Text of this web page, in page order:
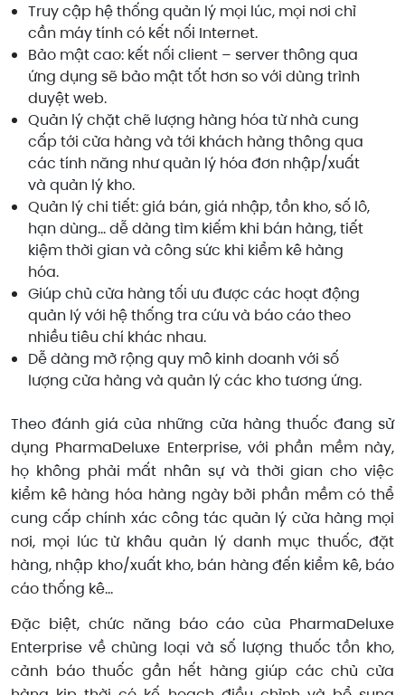
Truy cập hệ thống quản lý mọi lúc, mọi nơi chỉ
cần máy tính có kết nối Internet.
Bảo mật cao: kết nối client – server thông qua
ứng dụng sẽ bảo mật tốt hơn so với dùng trình
duyệt web.
Quản lý chặt chẽ lượng hàng hóa từ nhà cung
cấp tới cửa hàng và tới khách hàng thông qua
các tính năng như quản lý hóa đơn nhập/xuất
và quản lý kho.
Quản lý chi tiết: giá bán, giá nhập, tồn kho, số lô,
hạn dùng... dễ dàng tìm kiếm khi bán hàng, tiết
kiệm thời gian và công sức khi kiểm kê hàng
hóa.
Giúp chủ cửa hàng tối ưu được các hoạt động
quản lý với hệ thống tra cứu và báo cáo theo
nhiều tiêu chí khác nhau.
Dễ dàng mở rộng quy mô kinh doanh với số
lượng cửa hàng và quản lý các kho tương ứng.
Theo đánh giá của những cửa hàng thuốc đang sử
dụng PharmaDeluxe Enterprise, với phần mềm này,
họ không phải mất nhân sự và thời gian cho việc
kiểm kê hàng hóa hàng ngày bởi phần mềm có thể
cung cấp chính xác công tác quản lý cửa hàng mọi
nơi, mọi lúc từ khâu quản lý danh mục thuốc, đặt
hàng, nhập kho/xuất kho, bán hàng đến kiểm kê, báo
cáo thống kê…
Đặc biệt, chức năng báo cáo của PharmaDeluxe
Enterprise về chủng loại và số lượng thuốc tồn kho,
cảnh báo thuốc gần hết hàng giúp các chủ cửa